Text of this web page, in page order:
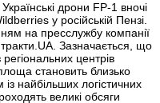
дрони FP-1 вночі
у російській Пензі.
на пресслужбу компанії
Зазначається, що
центрів
становить близько
найбільших логістичних
великі обсяги